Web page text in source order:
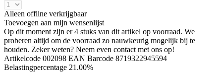
Alleen offline verkrijgbaar
Toevoegen aan mijn wensenlijst
Op dit moment zijn er 4 stuks van dit artikel op voorraad. We
proberen altijd om de voorraad zo nauwkeurig mogelijk bij te
houden. Zeker weten? Neem even contact met ons op!
Artikelcode 002098 EAN Barcode 8719322945594
Belastingpercentage 21.00%